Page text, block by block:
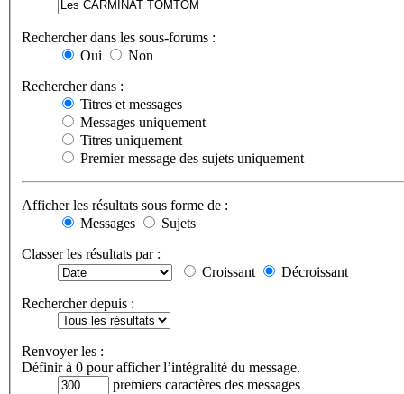
Rechercher dans les sous-forums :
Oui
Non
Rechercher dans :
Titres et messages
Messages uniquement
Titres uniquement
Premier message des sujets uniquement
Afficher les résultats sous forme de :
Messages
Sujets
Classer les résultats par :
Croissant
Décroissant
Rechercher depuis :
Renvoyer les :
Définir à 0 pour afficher l’intégralité du message.
premiers caractères des messages